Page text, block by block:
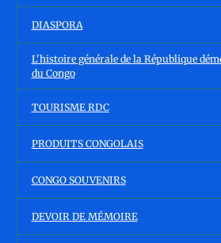
DIASPORA
L'histoire générale de la République
du Congo
TOURISME RDC
PRODUITS CONGOLAIS
CONGO SOUVENIRS
DEVOIR DE MÉMOIRE